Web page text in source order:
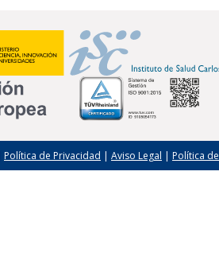
Política de Privacidad | Aviso Legal | Política